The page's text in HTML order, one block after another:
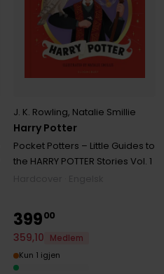
Harry Potter
J. K. Rowling, Natalie Smillie
Pocket Potters – Little Guides to
the HARRY POTTER Stories Vol. 1
39900
359,10
Medlem
Kun 1 igjen